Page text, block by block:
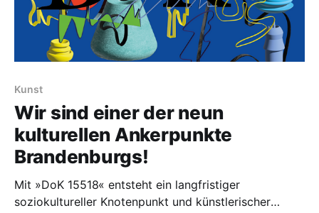
Kunst
Wir sind einer der neun
kulturellen Ankerpunkte
Brandenburgs!
Mit »DoK 15518« entsteht ein langfristiger
soziokultureller Knotenpunkt und künstlerischer